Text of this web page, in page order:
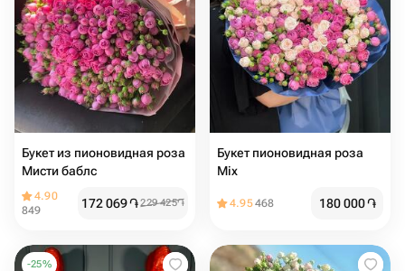
Букет из пионовидная роза
Мисти баблс
4.90
849
172 069֏229 425֏
Букет пионовидная роза
Mix
4.95468 180 000֏
-25%